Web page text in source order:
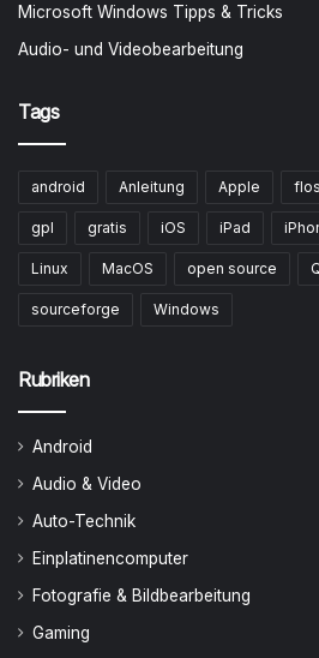
Microsoft Windows Tipps & Tricks
Audio- und Videobearbeitung
Tags
android Anleitung Apple
gpl gratis iOS iPad
Linux MacOS open source
sourceforge Windows
Rubriken
Android
Audio & Video
Auto-Technik
Einplatinencomputer
Fotografie & Bildbearbeitung
Gaming